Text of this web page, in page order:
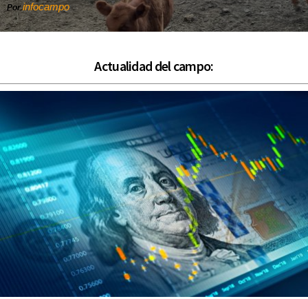
Porinfocampo
Actualidad del campo: